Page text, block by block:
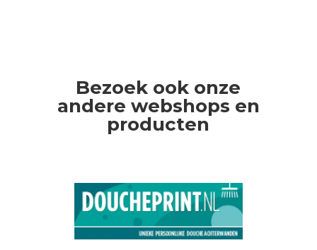
Bezoek ook onze
andere webshops en
producten